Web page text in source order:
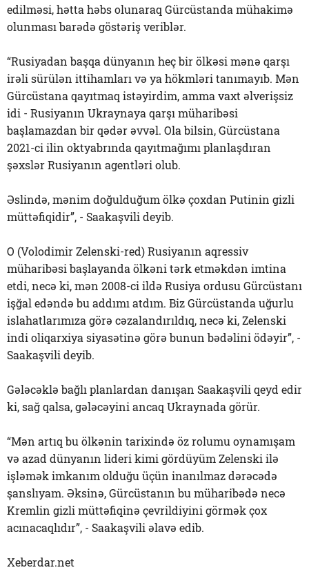
edilməsi, hətta həbs olunaraq Gürcüstanda mühakimə
olunması barədə göstəriş veriblər.
“Rusiyadan başqa dünyanın heç bir ölkəsi mənə qarşı
irəli sürülən ittihamları və ya hökmləri tanımayıb. Mən
Gürcüstana qayıtmaq istəyirdim, amma vaxt əlverişsiz
idi - Rusiyanın Ukraynaya qarşı müharibəsi
başlamazdan bir qədər əvvəl. Ola bilsin, Gürcüstana
2021-ci ilin oktyabrında qayıtmağımı planlaşdıran
şəxslər Rusiyanın agentləri olub.
Əslində, mənim doğulduğum ölkə çoxdan Putinin gizli
müttəfiqidir”, - Saakaşvili deyib.
O (Volodimir Zelenski-red) Rusiyanın aqressiv
müharibəsi başlayanda ölkəni tərk etməkdən imtina
etdi, necə ki, mən 2008-ci ildə Rusiya ordusu Gürcüstanı
işğal edəndə bu addımı atdım. Biz Gürcüstanda uğurlu
islahatlarımıza görə cəzalandırıldıq, necə ki, Zelenski
indi oliqarxiya siyasətinə görə bunun bədəlini ödəyir”, -
Saakaşvili deyib.
Gələcəklə bağlı planlardan danışan Saakaşvili qeyd edir
ki, sağ qalsa, gələcəyini ancaq Ukraynada görür.
“Mən artıq bu ölkənin tarixində öz rolumu oynamışam
və azad dünyanın lideri kimi gördüyüm Zelenski ilə
işləmək imkanım olduğu üçün inanılmaz dərəcədə
şanslıyam. Əksinə, Gürcüstanın bu müharibədə necə
Kremlin gizli müttəfiqinə çevrildiyini görmək çox
acınacaqlıdır”, - Saakaşvili əlavə edib.
Xeberdar.net